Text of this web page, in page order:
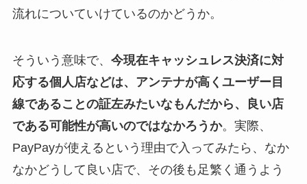
流れについていけているのかどうか。
そういう意味で、 今現在キャッシュレス決済に対
応する個人店などは、アンテナが高くユーザー目
線であることの証左みたいなもんだから、良い店
である可能性が高いのではなかろうか。実際、
PayPayが使えるという理由で入ってみたら、なか
なかどうして良い店で、その後も足繁く通うよう